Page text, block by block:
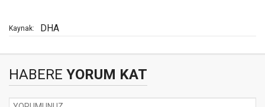
Kaynak: DHA
HABERE YORUM KAT